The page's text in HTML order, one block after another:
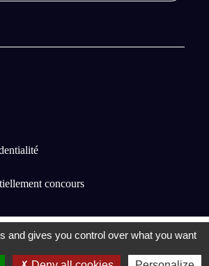
concours
- Tous droits réservés
and gives you control over what you want